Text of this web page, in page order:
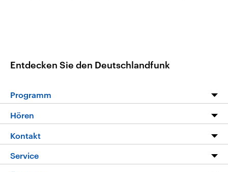
Entdecken Sie den Deutschlandfunk
Programm
Die Nachrichten
Nachrichtenleicht
Hören
Livestream
Podcasts
Kontakt
Hörerservice
Service